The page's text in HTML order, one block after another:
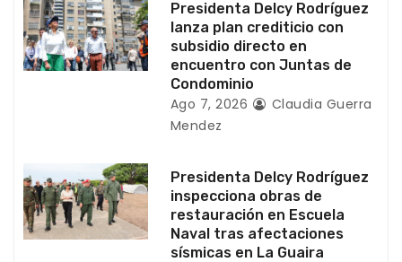
t
r
a
s
Presidenta Delcy Rodríguez
lanza plan crediticio con
subsidio directo en
encuentro con Juntas de
Condominio
Ago 7, 2026
Claudia Guerra
Mendez
Presidenta Delcy Rodríguez
inspecciona obras de
restauración en Escuela
Naval tras afectaciones
sísmicas en La Guaira